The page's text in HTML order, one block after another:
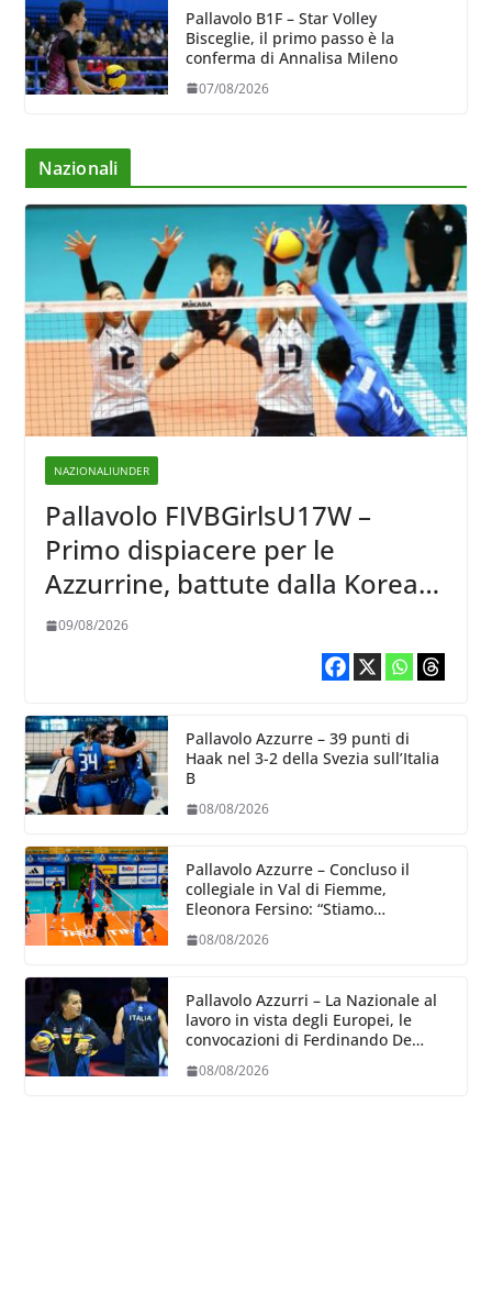
Pallavolo B1F – Star Volley
Bisceglie, il primo passo è la
conferma di Annalisa Mileno
07/08/2026
Nazionali
NAZIONALIUNDER
Pallavolo FIVBGirlsU17W –
Primo dispiacere per le
Azzurrine, battute dalla Korea
3-1
09/08/2026
Pallavolo Azzurre – 39 punti di
Haak nel 3-2 della Svezia sull’Italia
B
08/08/2026
Pallavolo Azzurre – Concluso il
collegiale in Val di Fiemme,
Eleonora Fersino: “Stiamo
dove poter migliorare”.
08/08/2026
Pallavolo Azzurri – La Nazionale al
lavoro in vista degli Europei, le
convocazioni di Ferdinando De
08/08/2026